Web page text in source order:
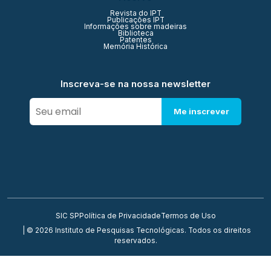
Revista do IPT
Publicações IPT
Informações sobre madeiras
Biblioteca
Patentes
Memória Histórica
Inscreva-se na nossa newsletter
Me inscrever
SIC SP Política de PrivacidadeTermos de Uso
| © 2026 Instituto de Pesquisas Tecnológicas. Todos os direitos
reservados.